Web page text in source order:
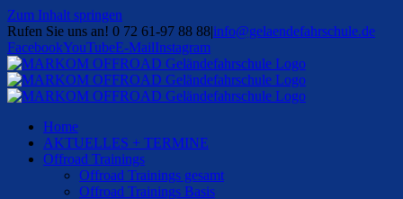
Zum Inhalt springen
Rufen Sie uns an! 0 72 61-97 88 88|info@gelaendefahrschule.de
FacebookYouTubeE-MailInstagram
Home
AKTUELLES + TERMINE
Offroad Trainings
Offroad Trainings gesamt
Offroad Trainings Basis